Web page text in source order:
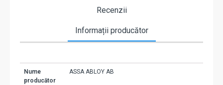
Recenzii
Informații producător
Nume
producător
ASSA ABLOY AB